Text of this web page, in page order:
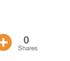
0
Shares